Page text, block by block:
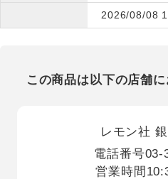
2026/08/08
この商品は以下の店舗
レモン社
電話番号03-
営業時間